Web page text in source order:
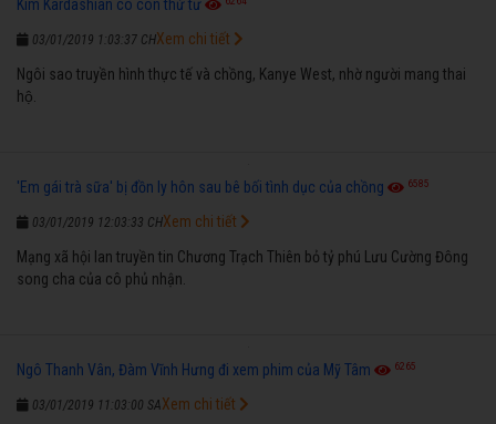
Kim Kardashian có con thứ tư
03/01/2019 1:03:37 CH
Ngôi sao truyền hình thực tế và chồng, Kanye West, nhờ người mang thai
hộ.
Xem chi tiết
'Em gái trà sữa' bị đồn ly hôn sau bê bối tình dục của chồng 6585
03/01/2019 12:03:33 CH
Mạng xã hội lan truyền tin Chương Trạch Thiên bỏ tỷ phú Lưu Cường Đông
song cha của cô phủ nhận.
Xem chi tiết
Ngô Thanh Vân, Đàm Vĩnh Hưng đi xem phim của Mỹ Tâm 6265
03/01/2019 11:03:00 SAXem chi tiết